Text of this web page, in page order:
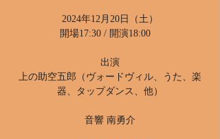
2024年12月20日（土）
開場17:30 / 開演18:00
出演
上の助空五郎（ヴォードヴィル、うた、楽
器、タップダンス、他）
音響 南勇介